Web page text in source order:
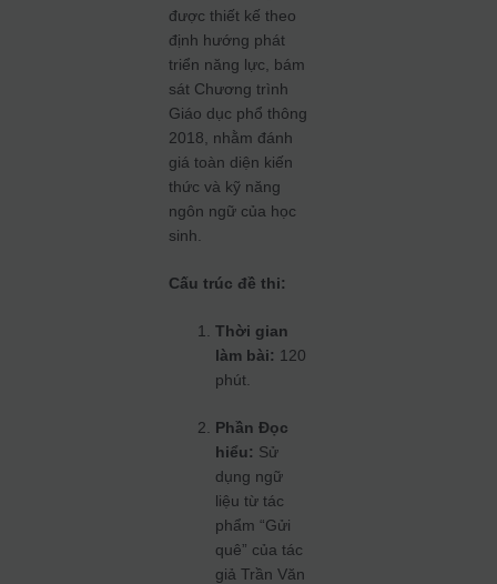
được thiết kế theo
định hướng phát
triển năng lực, bám
sát Chương trình
Giáo dục phổ thông
2018, nhằm đánh
giá toàn diện kiến
thức và kỹ năng
ngôn ngữ của học
sinh.
Cấu trúc đề thi:
Thời gian
làm bài: 120
phút.
Phần Đọc
hiểu: Sử
dụng ngữ
liệu từ tác
phẩm “Gửi
quê” của tác
giả Trần Văn